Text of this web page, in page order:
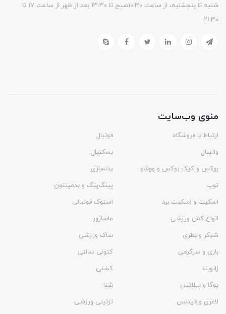
شنبه تا پنجشنبه، از ساعت ۱۰:۳۰صبح تا ۱۳.۳۰ بعد از ظهر از ساعت ۱۷ تا
۲۱:۳۰
منوی وب‌سایت
ارتباط با فروشگاه
فوتبال
والیبال
بسکتبال
بوکس و کیک بوکس و ووشو
بدنسازی
توپ
پینگ‌پنگ و بدمينتون
اسکیت و اسکیت برد
استوک فوتبالی
انواع کش ورزشی
ماساژور
شیکر و بطری
ساک ورزشی
بازی و سرگرمی
کتونی سالنی
زانوبند
کشتی
یوگا و پیلاتس
شنا
لاغری و فیتنس
تزئینی ورزشی